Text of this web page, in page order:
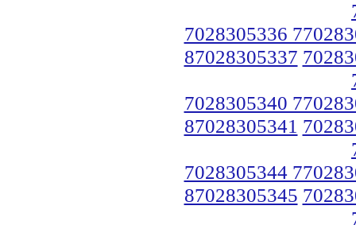
7028305336
87028305337
7028305340
87028305341
7028305344
87028305345